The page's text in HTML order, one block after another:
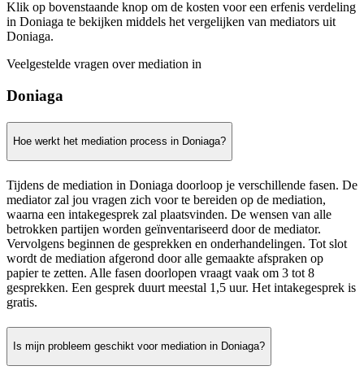
Klik op bovenstaande knop om de kosten voor een erfenis verdeling
in Doniaga te bekijken middels het vergelijken van mediators uit
Doniaga.
Veelgestelde vragen over mediation in
Doniaga
Hoe werkt het mediation process in Doniaga?
Tijdens de mediation in Doniaga doorloop je verschillende fasen. De
mediator zal jou vragen zich voor te bereiden op de mediation,
waarna een intakegesprek zal plaatsvinden. De wensen van alle
betrokken partijen worden geïnventariseerd door de mediator.
Vervolgens beginnen de gesprekken en onderhandelingen. Tot slot
wordt de mediation afgerond door alle gemaakte afspraken op
papier te zetten. Alle fasen doorlopen vraagt vaak om 3 tot 8
gesprekken. Een gesprek duurt meestal 1,5 uur. Het intakegesprek is
gratis.
Is mijn probleem geschikt voor mediation in Doniaga?